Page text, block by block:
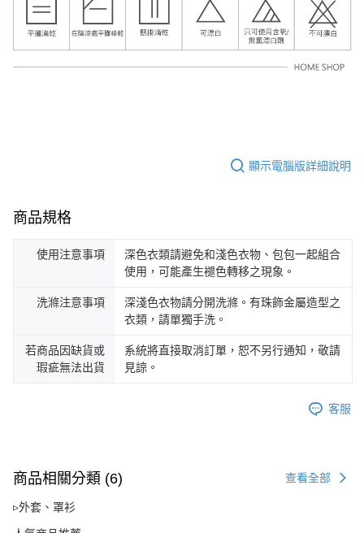
顯示電腦版詳細說明
商品規格
使用注意事項
深色衣類請避免和淺色衣物、包包一起組合
使用，可能產生褪色轉移之現象。
洗滌注意事項
深淺色衣物請分開洗滌。有珠飾金屬造型之
衣類，請單獨手洗。
若商品因缺貨或
瑕疵無法出貨
系統將直接取消訂單，恕不另行通知，敬請
見諒。
客服
商品相關分類 (6) 查看全部
▹外套、罩衫